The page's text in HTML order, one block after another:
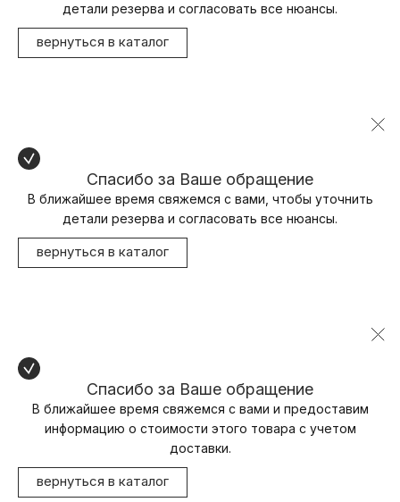
детали резерва и согласовать все нюансы.
вернуться в каталог
Спасибо за Ваше обращение
В ближайшее время свяжемся с вами, чтобы уточнить
детали резерва и согласовать все нюансы.
вернуться в каталог
Спасибо за Ваше обращение
В ближайшее время свяжемся с вами и предоставим
информацию о стоимости этого товара с учетом
доставки.
вернуться в каталог